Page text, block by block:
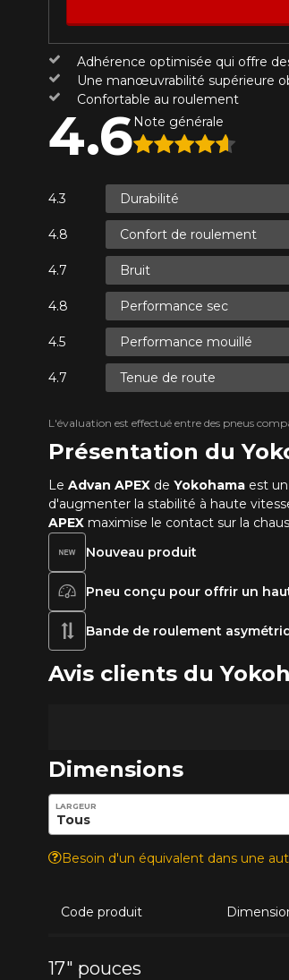
Adhérence optimisée qui offre
Une manœuvrabilité supérieure
Confortable au roulement
Présentation du
Le Advan APEX de Yokohama est
d'augmenter la stabilité à haute
APEX maximise le contact sur la
4.6Note générale
Durabilité
Confort de roulement
Bruit
Performance sec
Performance mouillé
Tenue de route
L'évaluation est effectué entre des pneus
Nouveau produit
Pneu conçu pour offrir un
Bande de roulement
Avis clients du
Dimensions
Entrez les dimensions souhaitées
LARGEUR
Besoin d'un équivalent dans une
Code produit
17" pouces
Votre
Note
Que
*Attention